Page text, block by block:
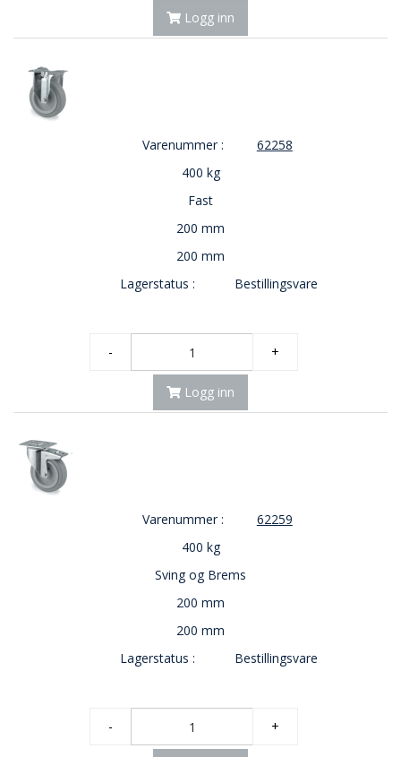
Logg inn
Varenummer :
62258
400 kg
Fast
200 mm
200 mm
Lagerstatus :
Bestillingsvare
- +
Logg inn
Varenummer :
62259
400 kg
Sving og Brems
200 mm
200 mm
Lagerstatus :
Bestillingsvare
- +